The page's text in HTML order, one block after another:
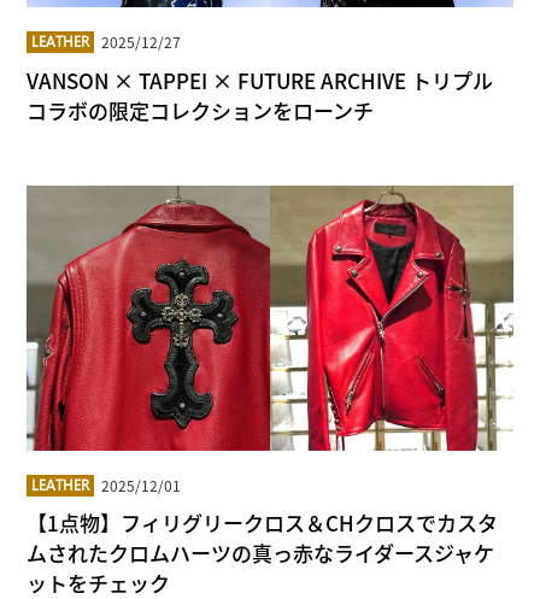
LEATHER 2025/12/27
VANSON × TAPPEI × FUTURE ARCHIVE トリプル
コラボの限定コレクションをローンチ
LEATHER 2025/12/01
【1点物】フィリグリークロス＆CHクロスでカスタ
ムされたクロムハーツの真っ赤なライダースジャケ
ットをチェック